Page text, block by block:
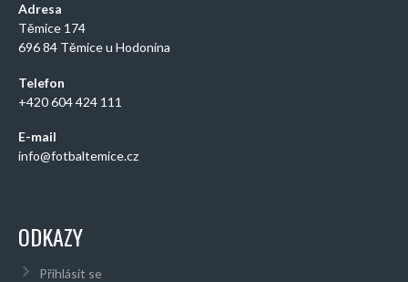
Adresa
Těmice 174
696 84 Těmice u Hodonína
Telefon
+420 604 424 111
E-mail
info@fotbaltemice.cz
ODKAZY
Přihlásit se